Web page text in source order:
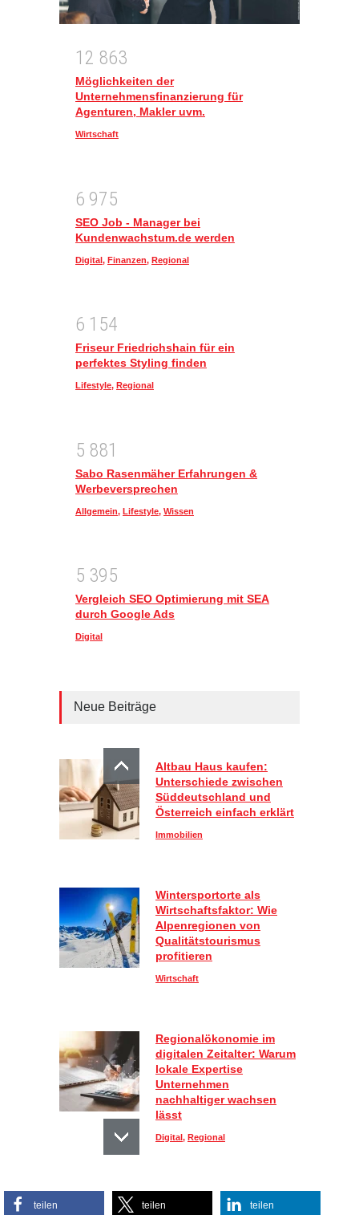
1 2 863
Möglichkeiten der
Unternehmensfinanzierung für
Agenturen, Makler uvm.
Wirtschaft
6 975
SEO Job - Manager bei
Kundenwachstum.de werden
Digital, Finanzen, Regional
6 1 54
Friseur Friedrichshain für ein
perfektes Styling finden
Lifestyle, Regional
5 881
Sabo Rasenmäher Erfahrungen &
Werbeversprechen
Allgemein, Lifestyle, Wissen
5 395
Vergleich SEO Optimierung mit SEA
durch Google Ads
Digital
Neue Beiträge
Altbau Haus kaufen:
Unterschiede zwischen
Süddeutschland und
Österreich einfach erklärt
Immobilien
Wintersportorte als
Wirtschaftsfaktor: Wie
Alpenregionen von
Qualitätstourismus
profitieren
Wirtschaft
Regionalökonomie im
digitalen Zeitalter: Warum
lokale Expertise
Unternehmen
nachhaltiger wachsen
lässt
Digital, Regional
Sportlich, aber stylisch:
teilen teilen teilen